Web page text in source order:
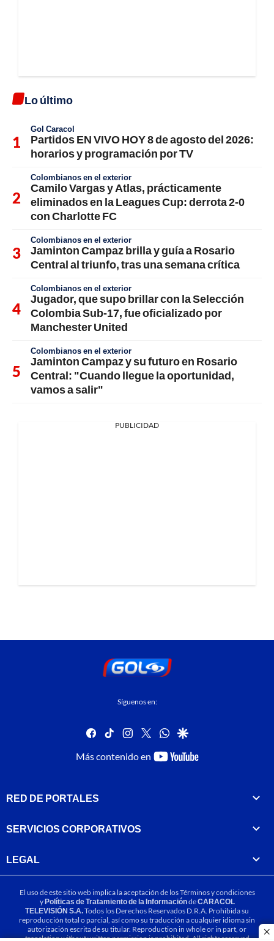
Lo último
Gol Caracol
Partidos EN VIVO HOY 8 de agosto del 2026:
horarios y programación por TV
Colombianos en el exterior
Camilo Vargas y Atlas, prácticamente
eliminados en la Leagues Cup: derrota 2-0
con Charlotte FC
Colombianos en el exterior
Jaminton Campaz brilla y guía a Rosario
Central al triunfo, tras una semana crítica
Colombianos en el exterior
Jugador, que supo brillar con la Selección
Colombia Sub-17, fue oficializado por
Manchester United
Colombianos en el exterior
Jaminton Campaz y su futuro en Rosario
Central: "Cuando llegue la oportunidad,
vamos a salir"
PUBLICIDAD
Síguenos en:
facebook
tiktok instagram
twitterwhatsapp
google
Más contenido en
youtube-
RED DE PORTALES
SERVICIOS CORPORATIVOS
LEGAL
El uso de este sitio web implica la aceptación de losTérminos y condiciones
yPolíticas de Tratamiento de la InformacióndeCARACOL
TELEVISIÓN S.A.Todos los Derechos Reservados D.R.A. Prohibida su
reproducción total o parcial, así como su traducción a cualquier idioma sin
autorización escrita de su titular. Reproduction in whole or in part, or
translation without written permission is prohibited. All rights reserved